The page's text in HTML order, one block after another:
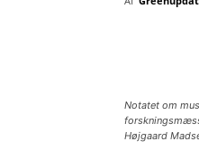
Notatet om
Højgaard